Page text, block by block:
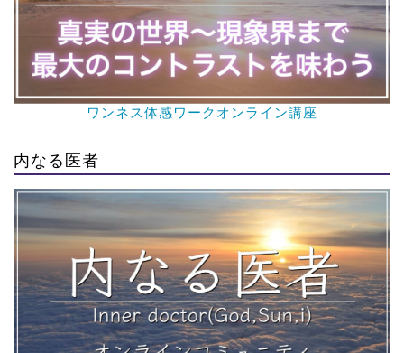
ワンネス体感ワークオンライン講座
内なる医者